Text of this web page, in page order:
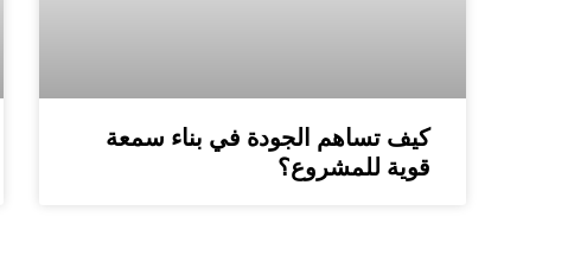
كيف تساهم الجودة في بناء سمعة
قوية للمشروع؟